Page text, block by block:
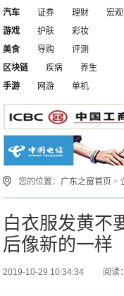
汽车
证券 理财 宏观
游戏
护肤
彩妆
美食
导购 评测
区块链
疾病
养生
手游
网游 单机
您的位置： 广东之窗首页 >
白衣服发黄不
后像新的一样
2019-10-29 10:34:34 阅读